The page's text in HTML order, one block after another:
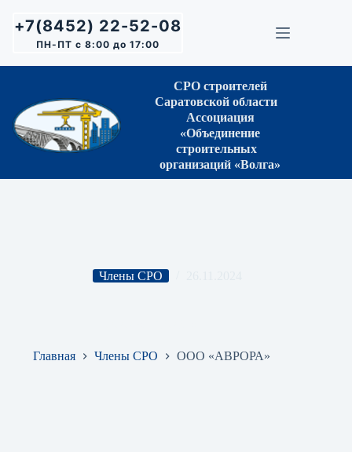
сути+7(8452) 22-52-08
ПН-ПТ с 8:00 до 17:00
СРО строителей
Саратовской области
Ассоциация
«Объединение
строительных
организаций «Волга»
Члены СРО
Главная Члены СРО ООО «АВРОРА»